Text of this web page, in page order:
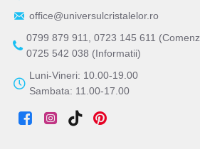
office@universulcristalelor.ro
0799 879 911, 0723 145 611
0725 542 038 (Informatii)
Luni-Vineri: 10.00-19.00
Sambata: 11.00-17.00